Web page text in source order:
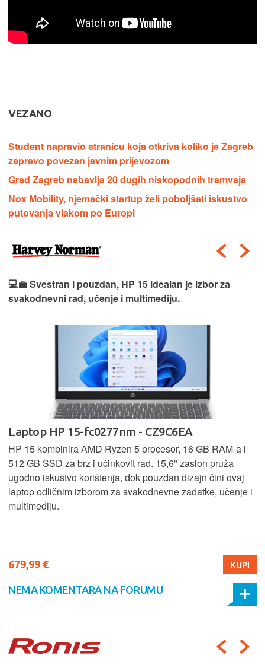
VEZANO
Student napravio stranicu koja otkriva koliko je Zagreb
zapravo povezan javnim prijevozom
Grad Zagreb nabavlja 20 dugih niskopodnih tramvaja
Nox Mobility, njemački startup želi poboljšati iskustvo
putovanja vlakom po Europi
💻💼 Svestran i pouzdan, HP 15 idealan je izbor za
svakodnevni rad, učenje i multimediju.
Laptop HP 15-fc0277nm - CZ9C6EA
HP 15 kombinira AMD Ryzen 5 procesor, 16 GB RAM-a i
512 GB SSD za brz i učinkovit rad. 15,6" zaslon pruža
ugodno iskustvo korištenja, dok pouzdan dizajn čini ovaj
laptop odličnim izborom za svakodnevne zadatke, učenje i
multimediju.
679,99 € KUPI
NEMA KOMENTARA NA FORUMU